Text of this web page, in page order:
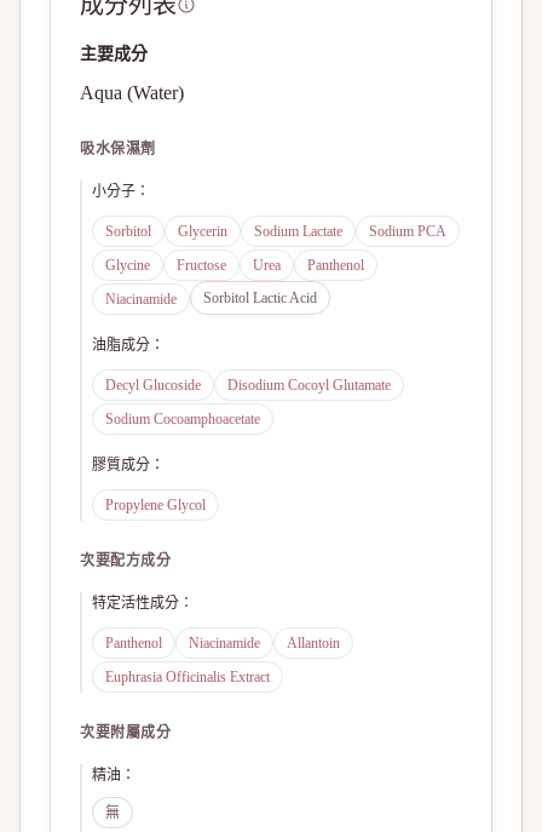
主要成分
Aqua (Water)
吸水保濕劑
小分子 ：
Sorbitol Glycerin Sodium Lactate
Sodium PCA
Glycine
Fructose Urea
Panthenol
Niacinamide
Sorbitol Lactic Acid
油脂成分 ：
Decyl Glucoside
Disodium Cocoyl Glutamate
Sodium Cocoamphoacetate
膠質成分 ：
Propylene Glycol
次要配方成分
特定活性成分 ：
Panthenol Niacinamide
Allantoin
Euphrasia Officinalis Extract
次要附屬成分
精油 ：
無